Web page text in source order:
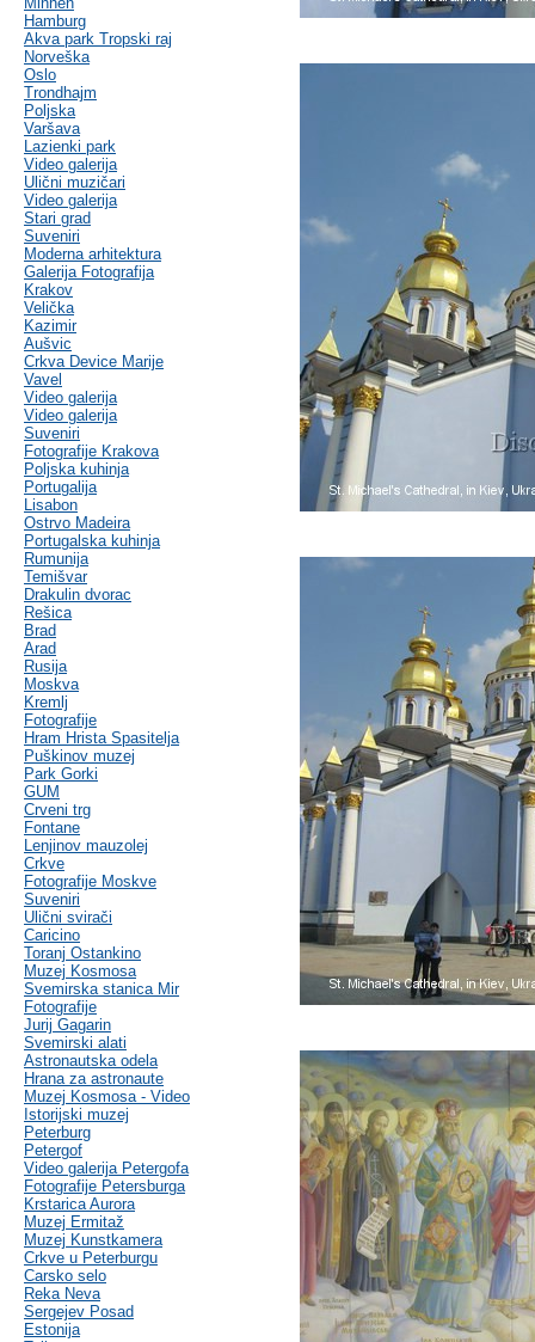
Hamburg
Akva park Tropski raj
Norveška
Oslo
Trondhajm
Poljska
Varšava
Lazienki park
Video galerija
Ulični muzičari
Video galerija
Stari grad
Suveniri
Moderna arhitektura
Galerija Fotografija
Krakov
Velička
Kazimir
Aušvic
Crkva Device Marije
Vavel
Video galerija
Video galerija
Suveniri
Fotografije Krakova
Poljska kuhinja
Portugalija
Lisabon
Ostrvo Madeira
Portugalska kuhinja
Rumunija
Temišvar
Drakulin dvorac
Rešica
Brad
Arad
Rusija
Moskva
Kremlj
Fotografije
Hram Hrista Spasitelja
Puškinov muzej
Park Gorki
GUM
Crveni trg
Fontane
Lenjinov mauzolej
Crkve
Fotografije Moskve
Suveniri
Ulični svirači
Caricino
Toranj Ostankino
Muzej Kosmosa
Svemirska stanica Mir
Fotografije
Jurij Gagarin
Svemirski alati
Astronautska odela
Hrana za astronaute
Muzej Kosmosa - Video
Istorijski muzej
Peterburg
Petergof
Video galerija Petergofa
Fotografije Petersburga
Krstarica Aurora
Muzej Ermitaž
Muzej Kunstkamera
Crkve u Peterburgu
Carsko selo
Reka Neva
Sergejev Posad
Estonija